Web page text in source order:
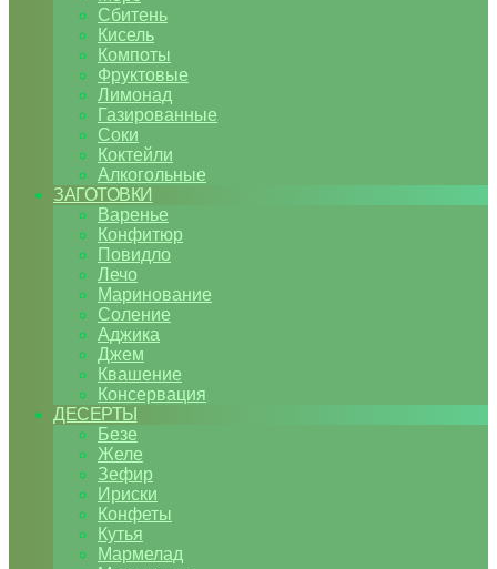
Сбитень
Кисель
Компоты
Фруктовые
Лимонад
Газированные
Соки
Коктейли
Алкогольные
ЗАГОТОВКИ
Варенье
Конфитюр
Повидло
Лечо
Маринование
Соление
Аджика
Джем
Квашение
Консервация
ДЕСЕРТЫ
Безе
Желе
Зефир
Ириски
Конфеты
Кутья
Мармелад